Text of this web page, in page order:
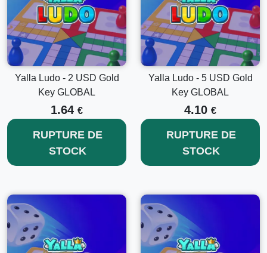
Yalla Ludo - 2 USD Gold
Key GLOBAL
1.64 €
RUPTURE DE
STOCK
Yalla Ludo - 5 USD Gold
Key GLOBAL
4.10 €
RUPTURE DE
STOCK